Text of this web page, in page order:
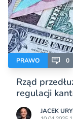
PRAWO 0
Rząd
regulacji
JACEK